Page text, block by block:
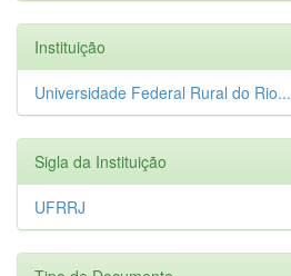
Instituição
Universidade Federal Rural do Rio...
Sigla da Instituição
UFRRJ